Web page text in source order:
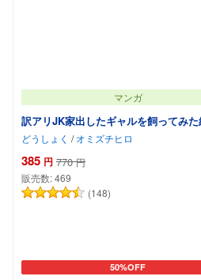
マンガ
訳アリJK家出したギャルを飼ってみ
どうしょく / オミズチヒロ
385 円 770 円
販売数:469
(148)
50%OFF
カートに追加